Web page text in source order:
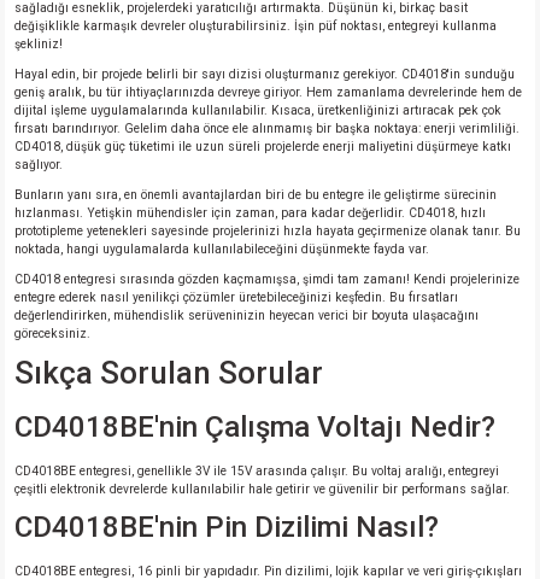
sağladığı esneklik, projelerdeki yaratıcılığı artırmakta. Düşünün ki, birkaç basit
değişiklikle karmaşık devreler oluşturabilirsiniz. İşin püf noktası, entegreyi kullanma
şekliniz!
Hayal edin, bir projede belirli bir sayı dizisi oluşturmanız gerekiyor. CD4018'in sunduğu
geniş aralık, bu tür ihtiyaçlarınızda devreye giriyor. Hem zamanlama devrelerinde hem de
dijital işleme uygulamalarında kullanılabilir. Kısaca, üretkenliğinizi artıracak pek çok
fırsatı barındırıyor. Gelelim daha önce ele alınmamış bir başka noktaya: enerji verimliliği.
CD4018, düşük güç tüketimi ile uzun süreli projelerde enerji maliyetini düşürmeye katkı
sağlıyor.
Bunların yanı sıra, en önemli avantajlardan biri de bu entegre ile geliştirme sürecinin
hızlanması. Yetişkin mühendisler için zaman, para kadar değerlidir. CD4018, hızlı
prototipleme yetenekleri sayesinde projelerinizi hızla hayata geçirmenize olanak tanır. Bu
noktada, hangi uygulamalarda kullanılabileceğini düşünmekte fayda var.
CD4018 entegresi sırasında gözden kaçmamışsa, şimdi tam zamanı! Kendi projelerinize
entegre ederek nasıl yenilikçi çözümler üretebileceğinizi keşfedin. Bu fırsatları
değerlendirirken, mühendislik serüveninizin heyecan verici bir boyuta ulaşacağını
göreceksiniz.
Sıkça Sorulan Sorular
CD4018BE'nin Çalışma Voltajı Nedir?
CD4018BE entegresi, genellikle 3V ile 15V arasında çalışır. Bu voltaj aralığı, entegreyi
çeşitli elektronik devrelerde kullanılabilir hale getirir ve güvenilir bir performans sağlar.
CD4018BE'nin Pin Dizilimi Nasıl?
CD4018BE entegresi, 16 pinli bir yapıdadır. Pin dizilimi, lojik kapılar ve veri giriş-çıkışları